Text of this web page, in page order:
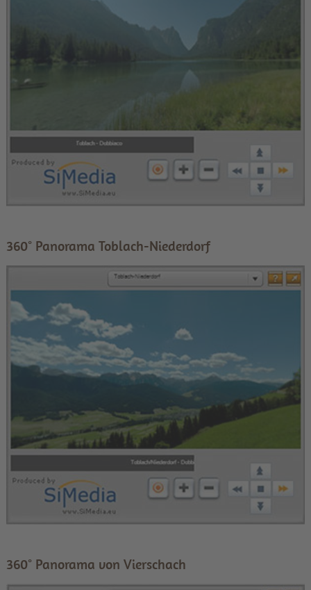
360° Panorama Toblach-Niederdorf
360° Panorama von Vierschach